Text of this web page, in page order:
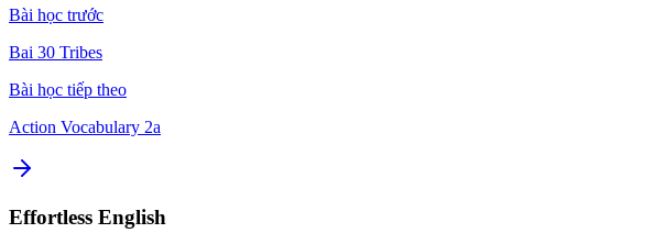
Bài học trước
Bai 30 Tribes
Bài học tiếp theo
Action Vocabulary 2a
Effortless English